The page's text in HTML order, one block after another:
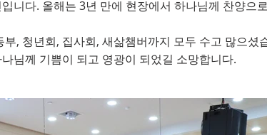
찬양예배
니다. 올해는 3년 만에 현장에서 하나님께 찬양으
, 청년회, 집사회, 새삶챔버까지 모두 수고 많으셨
님께 기쁨이 되고 영광이 되었길 소망합니다.